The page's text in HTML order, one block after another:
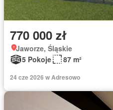
770 000 zł
Jaworze, Śląskie
5 Pokoje
87 m²
24 cze 2026 w Adresowo